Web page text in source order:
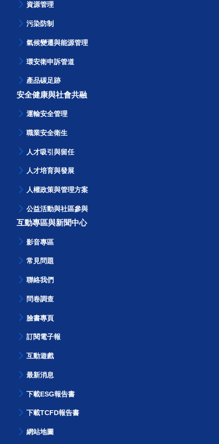
資源管理
污染防制
氣候變遷與能源管理
環安衛申訴管道
產品碳足跡
安全健康與社會共融
運輸安全管理
職業安全衛生
人才吸引與留任
人才培育與發展
人權政策與管理方案
公益活動與社區參與
互動專區與新聞中心
影音專區
常見問題
聯絡我們
問卷調查
臉書專頁
訂閱電子報
互動遊戲
最新消息
下載ESG報告書
下載TCFD報告書
網站地圖